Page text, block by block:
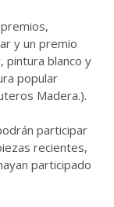
y un premio
pintura blanco y
popular
Madera.).
participar
recientes,
participado